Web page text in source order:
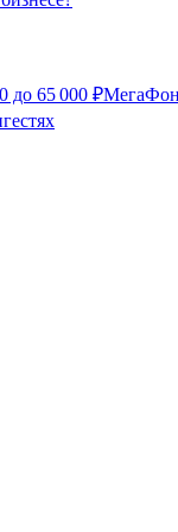
до 65 000 ₽